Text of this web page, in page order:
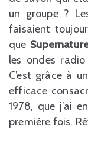
un groupe ?
faisaient
que
les ondes
C’est grâce à
efficace
1978, que j’ai
première fois.